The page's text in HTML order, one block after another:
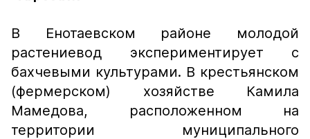
В Енотаевском районе молодой
растениевод экспериментирует с
бахчевыми культурами. В крестьянском
(фермерском) хозяйстве Камила
Мамедова, расположенном на
территории муниципального